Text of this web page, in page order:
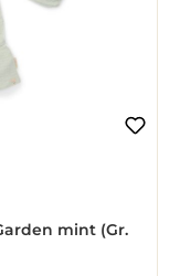
mint (Gr.